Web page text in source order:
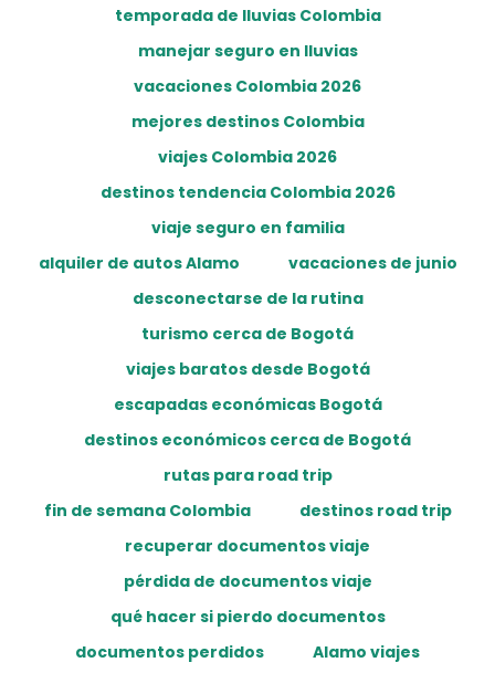
temporada de lluvias Colombia
manejar seguro en lluvias
vacaciones Colombia 2026
mejores destinos Colombia
viajes Colombia 2026
destinos tendencia Colombia 2026
viaje seguro en familia
alquiler de autos Alamo
vacaciones de junio
desconectarse de la rutina
turismo cerca de Bogotá
viajes baratos desde Bogotá
escapadas económicas Bogotá
destinos económicos cerca de Bogotá
rutas para road trip
fin de semana Colombia
destinos road trip
recuperar documentos viaje
pérdida de documentos viaje
qué hacer si pierdo documentos
documentos perdidos
Alamo viajes